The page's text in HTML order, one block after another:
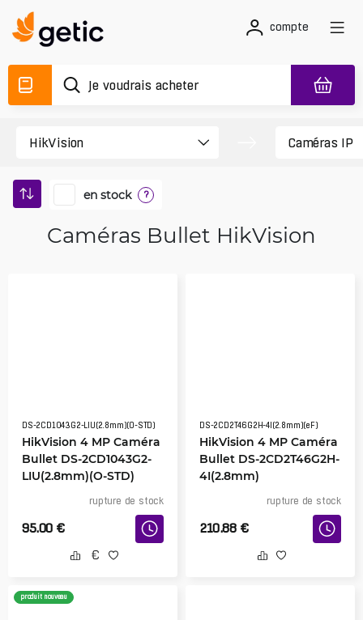
compte
en stock ?
Caméras Bullet HikVision
DS-2CD1043G2-LIU(2.8mm)(O-STD)
HikVision 4 MP Caméra
Bullet DS-2CD1043G2-
LIU(2.8mm)(O-STD)
rupture de stock
95.00 €
DS-2CD2T46G2H-4I(2.8mm)(eF)
HikVision 4 MP Caméra
Bullet DS-2CD2T46G2H-
4I(2.8mm)
rupture de stock
210.88 €
produit nouveau